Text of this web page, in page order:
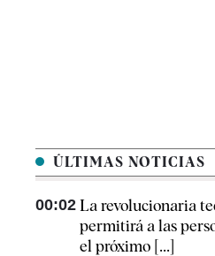
ÚLTIMAS NOTICIAS
00:02 La revolucionaria
permitirá a las
el próximo [...]